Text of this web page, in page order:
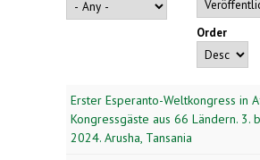
Order
Erster Esperanto-Weltkongress in
Kongressgäste aus 66 Ländern. 3.
2024. Arusha, Tansania